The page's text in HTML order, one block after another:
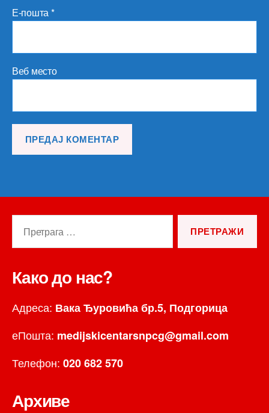
Е-пошта*
Веб место
Како до нас?
Адреса: Вака Ђуровића бр.5, Подгорица
еПошта: medijskicentarsnpcg@gmail.com
Телефон: 020 682 570
Архиве